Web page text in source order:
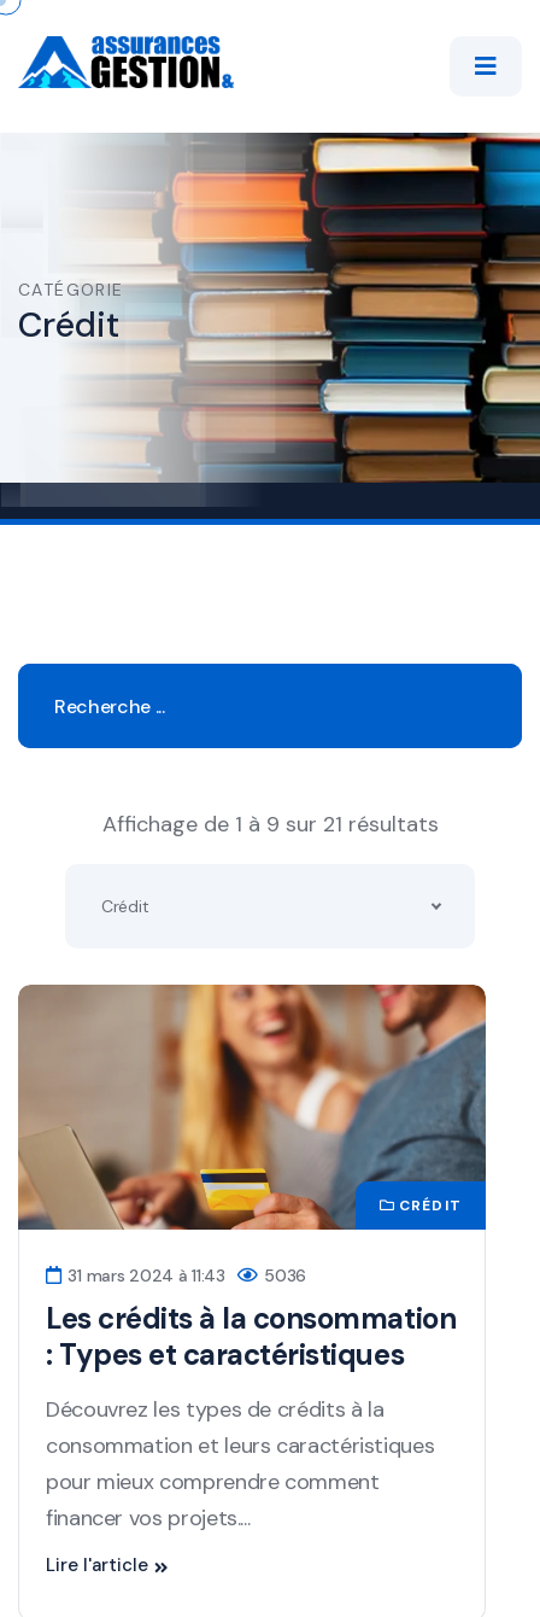
CATÉGORIE
Crédit
Affichage de 1 à 9 sur 21 résultats
Crédit
CRÉDIT
31 mars 2024 à 11:43 5036
Les crédits à la consommation
: Types et caractéristiques
Découvrez les types de crédits à la
consommation et leurs caractéristiques
pour mieux comprendre comment
financer vos projets....
Lire l'article